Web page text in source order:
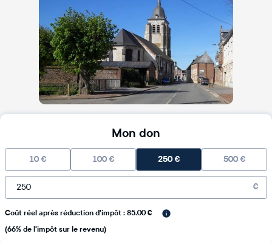
Mon don
10 € 100 € 250€ 500 €
€
Coût réel après réduction d'impôt : 85.00 €
(66% de l'impôt sur le revenu)